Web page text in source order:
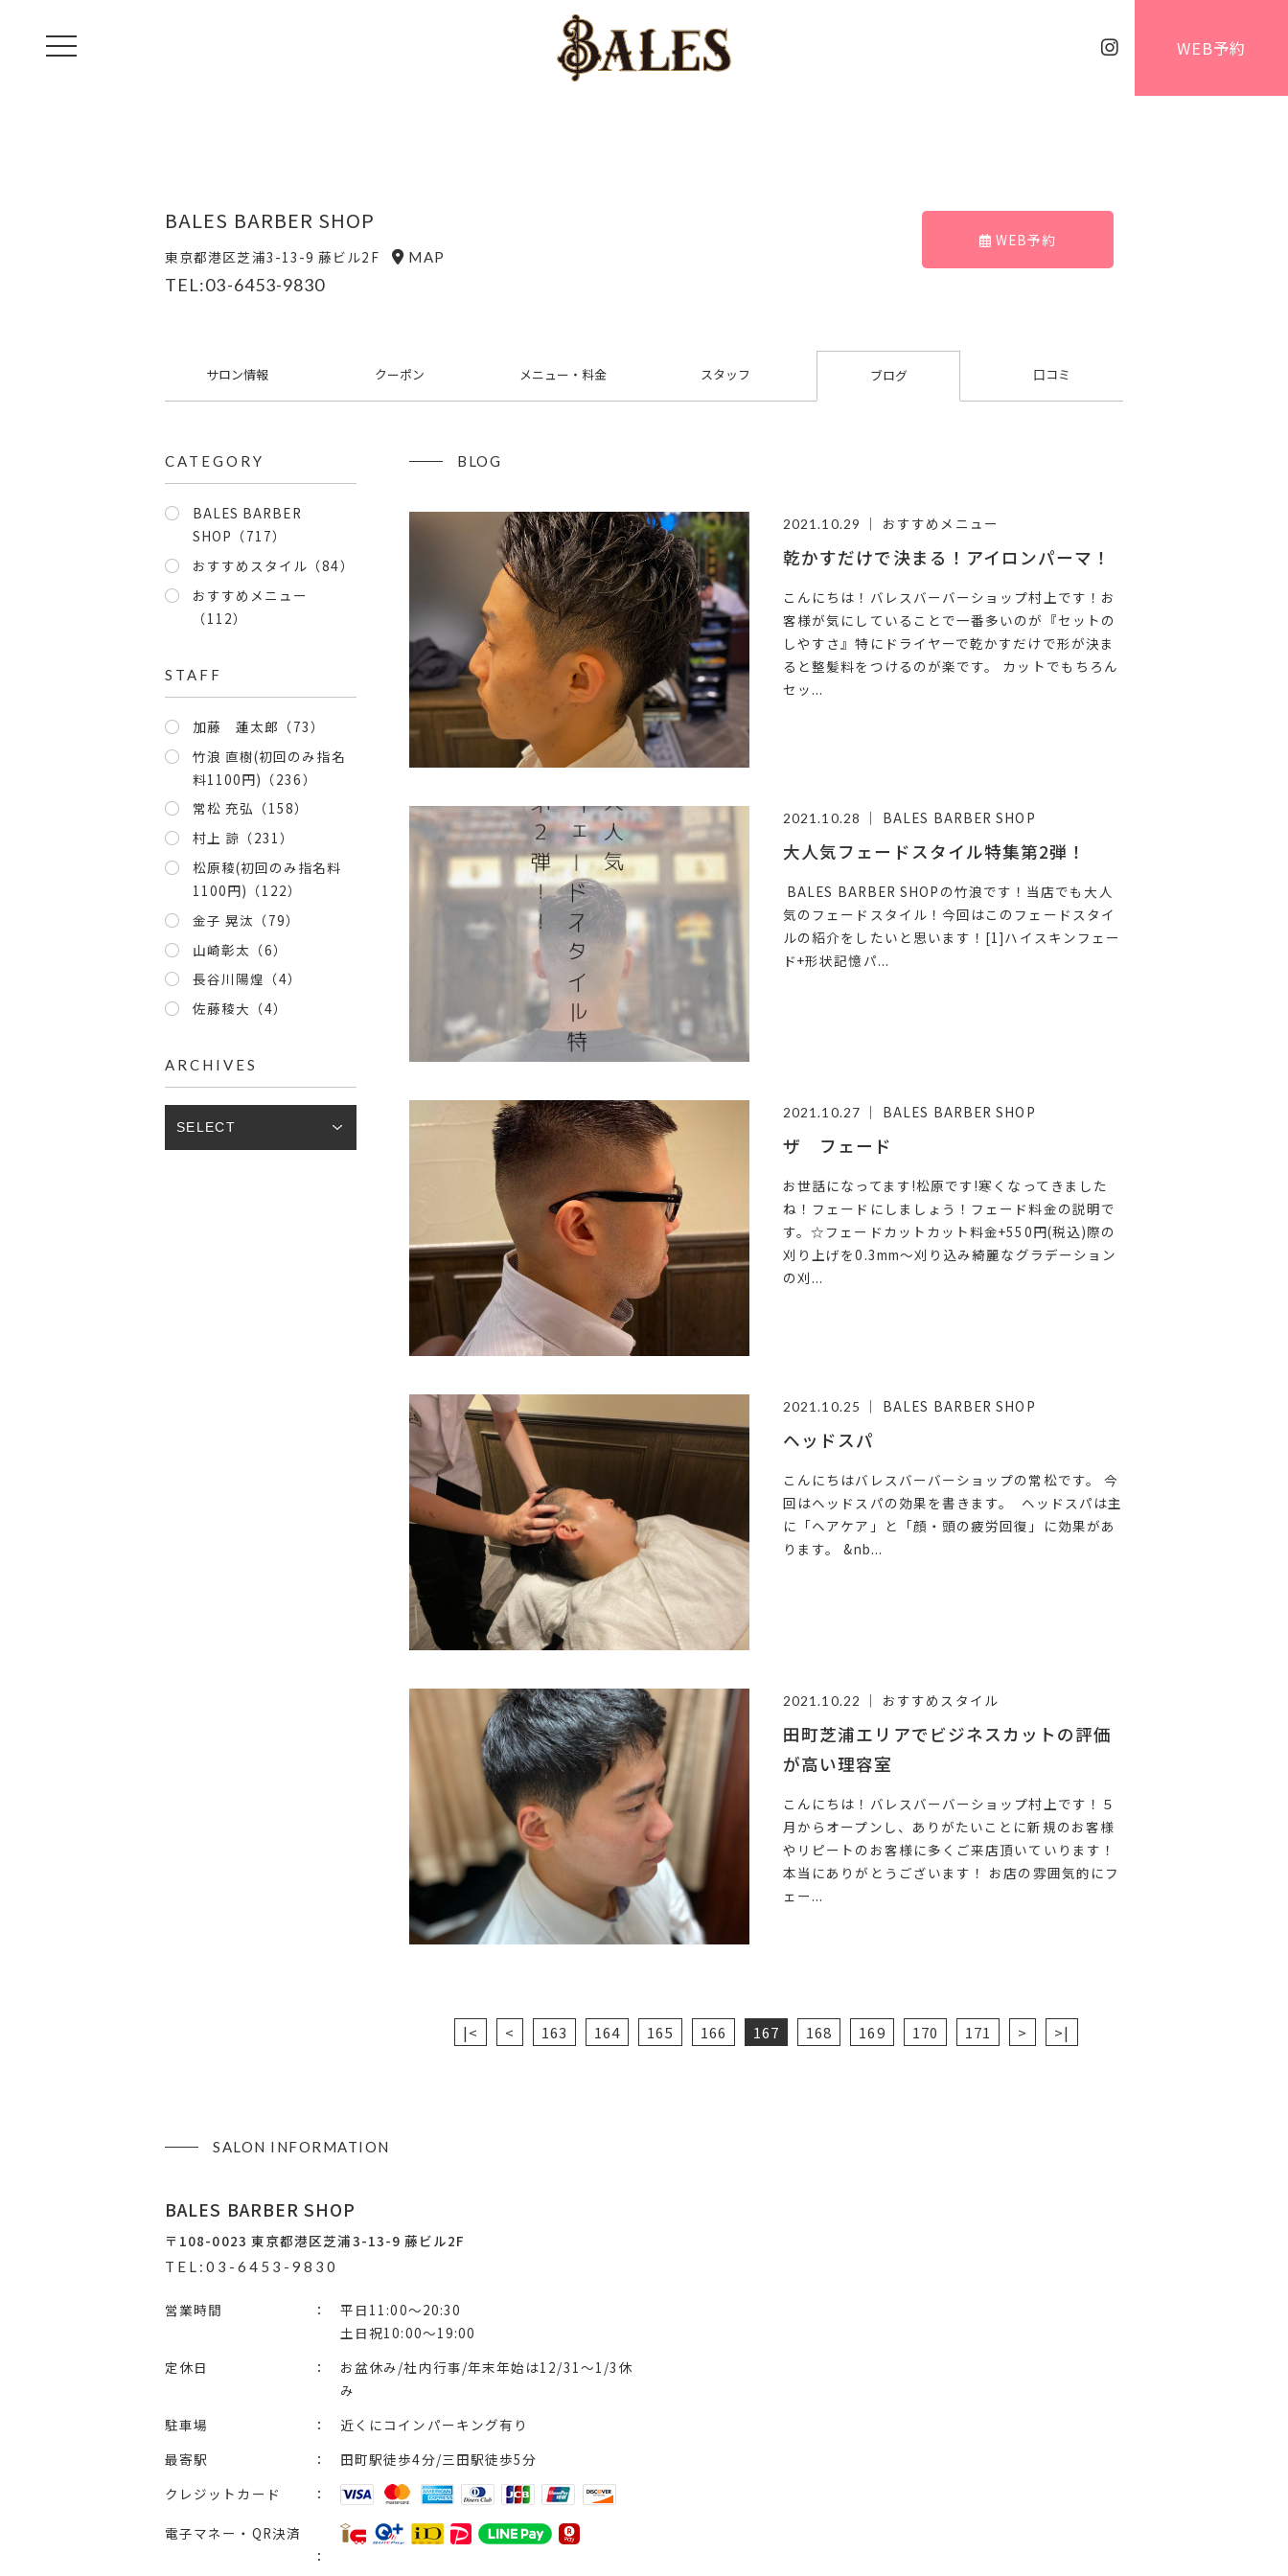
toggle navigation WEB予約
BALES BARBER SHOP
東京都港区芝浦3-13-9 藤ビル2F MAP
TEL:03-6453-9830
WEB予約
サロン情報 クーポン メニュー ・ 料金 スタッフ ブログ 口コミ
BLOG
2021.10.29 おすすめメニュー
乾かすだけで決まる！アイロンパーマ！
こんにちは！バレスバーバーショップ村上です！お
客様が気にしていることで一番多いのが『セットの
しやすさ』特にドライヤーで乾かすだけで形が決ま
ると整髪料をつけるのが楽です。 カットでもちろん
セッ...
2021.10.28 BALES BARBER SHOP
大人気フェードスタイル特集第2弾！
BALES BARBER SHOPの竹浪です！当店でも大人
気のフェードスタイル！今回はこのフェードスタイ
ルの紹介をしたいと思います！[1]ハイスキンフェー
ド+形状記憶パ...
2021.10.27 BALES BARBER SHOP
ザ フェード
お世話になってます!松原です!寒くなってきました
ね！フェードにしましょう！フェード料金の説明で
す。☆フェードカットカット料金+550円(税込)際の
刈り上げを0.3mm～刈り込み綺麗なグラデーション
の刈...
2021.10.25 BALES BARBER SHOP
ヘッドスパ
こんにちはバレスバーバーショップの常松です。 今
回はヘッドスパの効果を書きます。 ヘッドスパは主
に「ヘアケア」と「顔・頭の疲労回復」に効果があ
ります。 &nb...
2021.10.22 おすすめスタイル
田町芝浦エリアでビジネスカットの評価
が高い理容室
こんにちは！バレスバーバーショップ村上です！５
月からオープンし、ありがたいことに新規のお客様
やリピートのお客様に多くご来店頂いていります！
本当にありがとうございます！ お店の雰囲気的にフ
ェー...
|< < 163 164 165 166 167 168 169 170 171 > >|
CATEGORY
BALES BARBER
SHOP（717）
おすすめスタイル（84）
おすすめメニュー
（112）
STAFF
加藤 蓮太郎（73）
竹浪 直樹(初回のみ指名
料1100円)（236）
常松 充弘（158）
村上 諒（231）
松原稜(初回のみ指名料
1100円)（122）
金子 晃汰（79）
山崎彰太（6）
長谷川陽煌（4）
佐藤稜大（4）
ARCHIVES
SALON INFORMATION
BALES BARBER SHOP
〒108-0023 東京都港区芝浦3-13-9 藤ビル2F
TEL:03-6453-9830
営業時間
平日11:00〜20:30
土日祝10:00〜19:00
定休日
お盆休み/社内行事/年末年始は12/31～1/3休
み
駐車場
近くにコインパーキング有り
最寄駅
田町駅徒歩4分/三田駅徒歩5分
クレジットカード
電子マネー・QR決済